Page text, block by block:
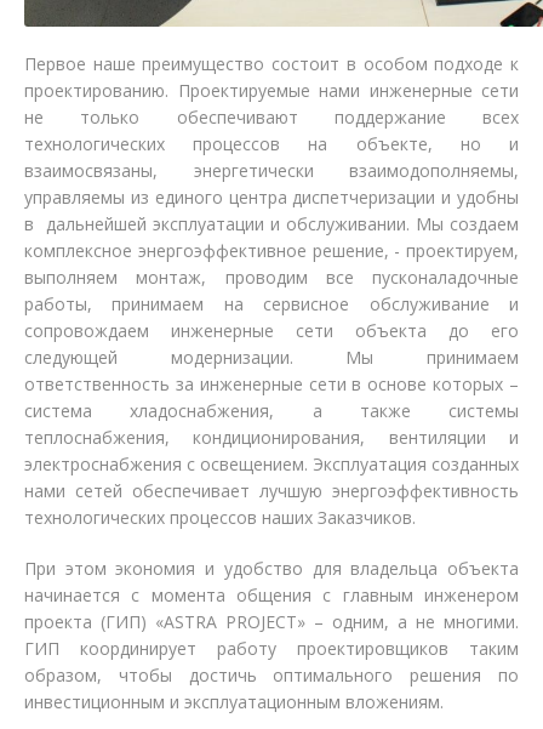
Первое наше преимущество состоит в особом подходе к
проектированию. Проектируемые нами инженерные сети
не только обеспечивают поддержание всех
технологических процессов на объекте, но и
взаимосвязаны, энергетически взаимодополняемы,
управляемы из единого центра диспетчеризации и удобны
в дальнейшей эксплуатации и обслуживании. Мы создаем
комплексное энергоэффективное решение, - проектируем,
выполняем монтаж, проводим все пусконаладочные
работы, принимаем на сервисное обслуживание и
сопровождаем инженерные сети объекта до его
следующей модернизации. Мы принимаем
ответственность за инженерные сети в основе которых –
система хладоснабжения, а также системы
теплоснабжения, кондиционирования, вентиляции и
электроснабжения с освещением. Эксплуатация созданных
нами сетей обеспечивает лучшую энергоэффективность
технологических процессов наших Заказчиков.
При этом экономия и удобство для владельца объекта
начинается с момента общения с главным инженером
проекта (ГИП) «ASTRA PROJECT» – одним, а не многими.
ГИП координирует работу проектировщиков таким
образом, чтобы достичь оптимального решения по
инвестиционным и эксплуатационным вложениям.